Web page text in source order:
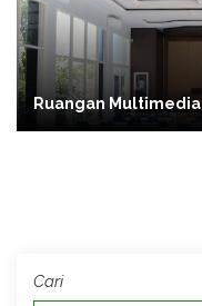
Ruangan Multimedia
Cari